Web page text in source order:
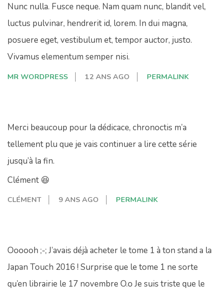
Nunc nulla. Fusce neque. Nam quam nunc, blandit vel,
luctus pulvinar, hendrerit id, lorem. In dui magna,
posuere eget, vestibulum et, tempor auctor, justo.
Vivamus elementum semper nisi.
MR WORDPRESS 12 ANS AGO PERMALINK
Merci beaucoup pour la dédicace, chronoctis m’a
tellement plu que je vais continuer a lire cette série
jusqu’à la fin.
Clément 😆
CLÉMENT 9 ANS AGO PERMALINK
Oooooh ;-; J’avais déjà acheter le tome 1 à ton stand a la
Japan Touch 2016 ! Surprise que le tome 1 ne sorte
qu’en librairie le 17 novembre O.o Je suis triste que le